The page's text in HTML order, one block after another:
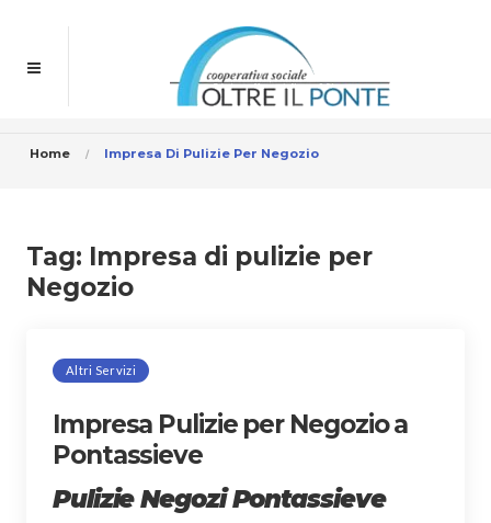
Home Impresa Di Pulizie Per Negozio
Tag: Impresa di pulizie per
Negozio
Altri Servizi
Impresa Pulizie per Negozio a
Pontassieve
Pulizie Negozi Pontassieve